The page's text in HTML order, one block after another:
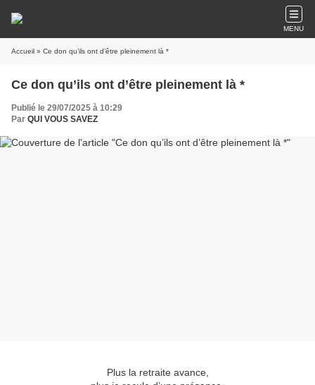
MENU
Accueil » Ce don qu’ils ont d’être pleinement là *
Ce don qu’ils ont d’être pleinement là *
Publié le 29/07/2025 à 10:29
Par QUI VOUS SAVEZ
Plus la retraite avance,